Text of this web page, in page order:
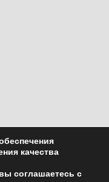
качества
соглашаетесь с